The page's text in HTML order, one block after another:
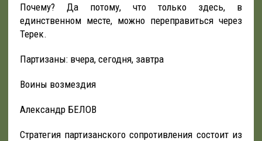
Почему? Да потому, что только здесь, в
единственном месте, можно переправиться через
Терек.
Партизаны: вчера, сегодня, завтра
Воины возмездия
Александр БЕЛОВ
Стратегия партизанского сопротивления состоит из